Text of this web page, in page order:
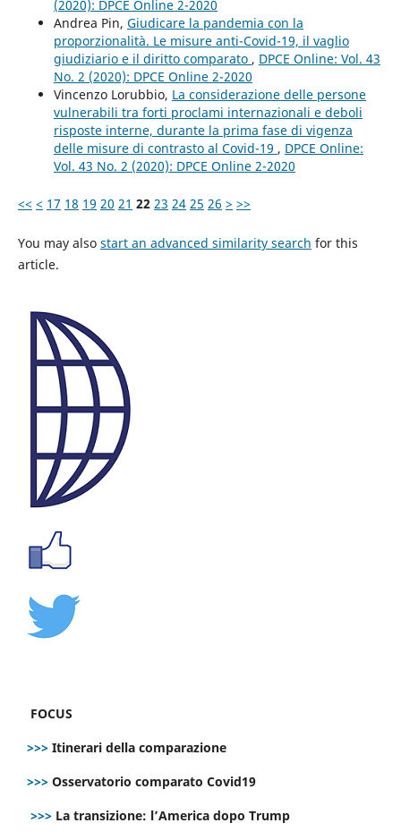
(2020): DPCE Online 2-2020
Andrea Pin, Giudicare la pandemia con la
proporzionalità. Le misure anti-Covid-19, il vaglio
giudiziario e il diritto comparato , DPCE Online: Vol. 43
No. 2 (2020): DPCE Online 2-2020
Vincenzo Lorubbio, La considerazione delle persone
vulnerabili tra forti proclami internazionali e deboli
risposte interne, durante la prima fase di vigenza
delle misure di contrasto al Covid-19 , DPCE Online:
Vol. 43 No. 2 (2020): DPCE Online 2-2020
<< < 17 18 19 20 21 22 23 24 25 26 > >>
You may also start an advanced similarity search for this
article.
FOCUS
>>> Itinerari della comparazione
>>> Osservatorio comparato Covid19
>>> La transizione: l’America dopo Trump